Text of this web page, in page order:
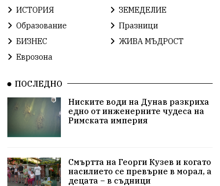
ОтровнатаЯбълка ЦветомирПетков
България2025
ИкономикаНаСъпротивата УрсулаФонДерЛайен
ПетърПетров
Технологии НародноСъбрание
ПравоваДържава Варна Родителство
ИСТОРИЯ
ЗЕМЕДЕЛИЕ
Образование
Празници
БИЗНЕС
ЖИВА МЪДРОСТ
Еврозона
ПОСЛЕДНО
Ниските води на Дунав разкриха
едно от инженерните чудеса на
Римската империя
Смъртта на Георги Кузев и когато
насилието се превърне в морал, а
децата – в съдници